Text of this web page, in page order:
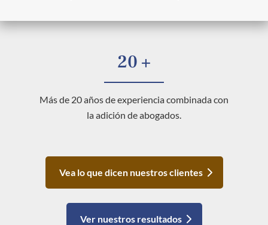
20 +
Más de 20 años de experiencia combinada con
la adición de abogados.
Vea lo que dicen nuestros clientes
Ver nuestros resultados